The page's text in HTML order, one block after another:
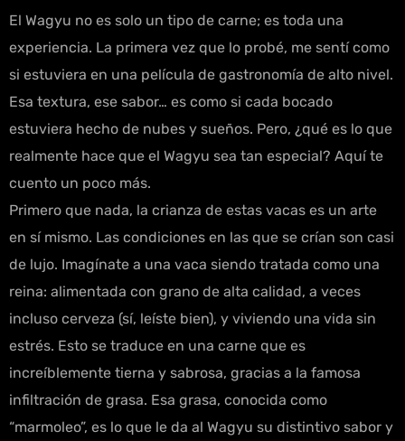
El Wagyu no es solo un tipo de carne; es toda una
experiencia. La primera vez que lo probé, me sentí como
si estuviera en una película de gastronomía de alto nivel.
Esa textura, ese sabor… es como si cada bocado
estuviera hecho de nubes y sueños. Pero, ¿qué es lo que
realmente hace que el Wagyu sea tan especial? Aquí te
cuento un poco más.
Primero que nada, la crianza de estas vacas es un arte
en sí mismo. Las condiciones en las que se crían son casi
de lujo. Imagínate a una vaca siendo tratada como una
reina: alimentada con grano de alta calidad, a veces
incluso cerveza (sí, leíste bien), y viviendo una vida sin
estrés. Esto se traduce en una carne que es
increíblemente tierna y sabrosa, gracias a la famosa
infiltración de grasa. Esa grasa, conocida como
“marmoleo”, es lo que le da al Wagyu su distintivo sabor y